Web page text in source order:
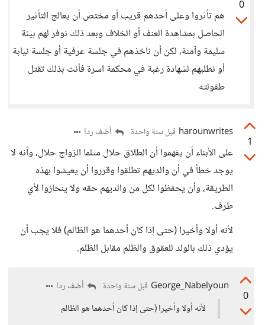
0
هم تأثروا وعلى أحدهم قريب أو مختص أن يعالج التأثير
الحاصل بمشاهدة العنف أو الخلاف وبعد ذلك نوفر لهم بيئة
سليمة وآمنة، لكن أن ناخذهم في جلسة عرفية أو جلسة نيابة
أو نطلبهم لشهادة رغبة في محكمة اسرة فأنت بذلك تقتل
طفولته
1
harounwrites قبل سنة واحدة أضف ردا
على الأبناء أن يفهموا أن الطلاق حلال مثلما الزواج حلال، وأنه لا
يوجد خطأ في أن والديهم تطلقوا وقرروا أن يعيشوا بهذه
الطريقة، وأن يحفظوا لكل من والديهم حقه ولا ينحازوا لأي
طرف.
لأنه أولا وأخيرا (حتى إذا كان أحدهما هو الظالم) فلا يجب أن
يؤدي ذلك بالولد للعقوق والظلم مقابل الظلم.
0
George_Nabelyoun قبل سنة واحدة
أضف ردا
لأنه أولا وأخيرا (حتى إذا كان أحدهما هو الظالم